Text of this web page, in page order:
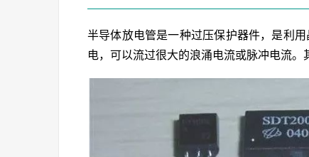
半导体放电管是一种过压保护器件，是利
电，可以流过很大的浪涌电流或脉冲电流。